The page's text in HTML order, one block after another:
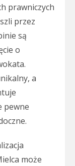
prawniczych
przez
są
o
a
pewne
może